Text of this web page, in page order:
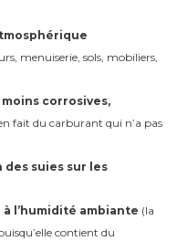
menuiserie, sols, mobiliers,
corrosives,
fait du carburant qui n’a pas
suies sur les
l’humidité ambiante (la
contient du